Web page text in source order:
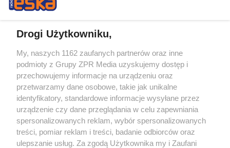
ŻUŻEL
Abramczyk Polonia
Bydgoszcz rozgromiła
Polonię Piła. Kto zdobył
najwięcej punktów?
Drogi Użytkowniku,
My, naszych 1162 zaufanych partnerów oraz inne
podmioty z Grupy ZPR Media uzyskujemy dostęp i
przechowujemy informacje na urządzeniu oraz
przetwarzamy dane osobowe, takie jak unikalne
identyfikatory, standardowe informacje wysyłane przez
urządzenie czy dane przeglądania w celu zapewniania
spersonalizowanych reklam, wybór spersonalizowanych
treści, pomiar reklam i treści, badanie odbiorców oraz
ulepszanie usług. Za zgodą Użytkownika my i Zaufani